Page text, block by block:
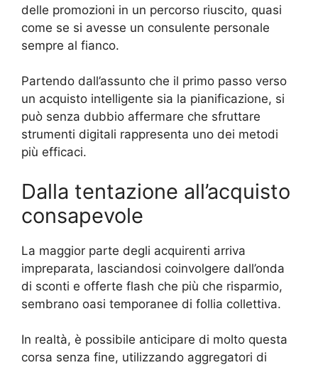
delle promozioni in un percorso riuscito, quasi
come se si avesse un consulente personale
sempre al fianco.
Partendo dall’assunto che il primo passo verso
un acquisto intelligente sia la pianificazione, si
può senza dubbio affermare che sfruttare
strumenti digitali rappresenta uno dei metodi
più efficaci.
Dalla tentazione all’acquisto
consapevole
La maggior parte degli acquirenti arriva
impreparata, lasciandosi coinvolgere dall’onda
di sconti e offerte flash che più che risparmio,
sembrano oasi temporanee di follia collettiva.
In realtà, è possibile anticipare di molto questa
corsa senza fine, utilizzando aggregatori di